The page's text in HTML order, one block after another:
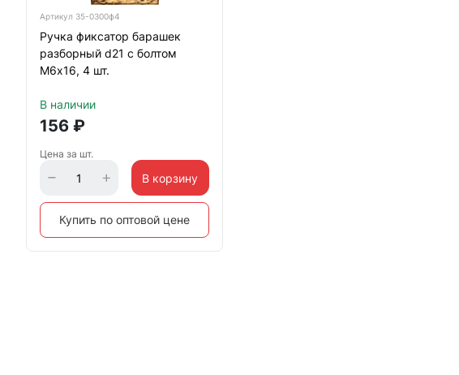
Артикул 35-0300ф4
Ручка фиксатор барашек
разборный d21 с болтом
М6х16, 4 шт.
В наличии
156 ₽
Цена за шт.
В корзину
Купить по оптовой цене